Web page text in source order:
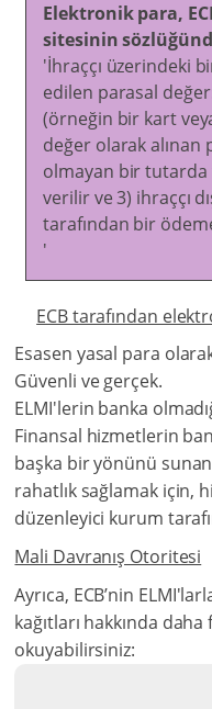
Elektronik para,
sitesinin
'İhraççı üzerindeki
edilen parasal
(örneğin bir kart
değer olarak alınan
olmayan bir tutarda
verilir ve 3) ihraççı
tarafından bir
'
ECB tarafından
Esasen yasal para
Güvenli ve gerçek.
ELMI'lerin banka
Finansal hizmetlerin
başka bir yönünü
rahatlık sağlamak için,
düzenleyici kurum
Mali Davranış Otoritesi
Ayrıca, ECB’nin
kağıtları hakkında
okuyabilirsiniz: